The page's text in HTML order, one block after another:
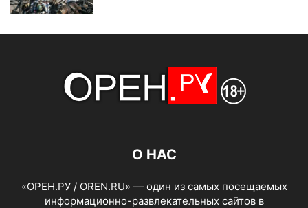
О НАС
«ОРЕН.РУ / OREN.RU» — один из самых посещаемых
информационно-развлекательных сайтов в